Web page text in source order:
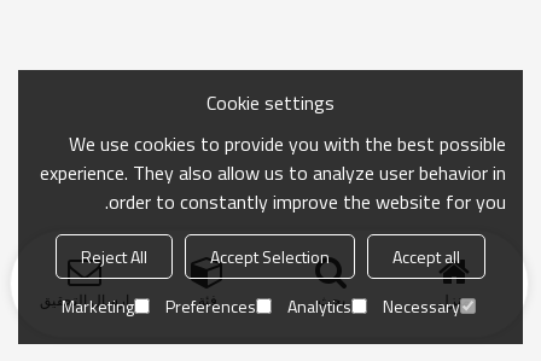
منزل بحث فئة ارسال التحقيق
Cookie settings
We use cookies to provide you with the best possible
experience. They also allow us to analyze user behavior in
order to constantly improve the website for you.
Accept all
Accept Selection
Reject All
Necessary
Analytics
Preferences
Marketing